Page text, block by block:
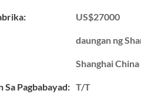
US$27000
daungan ng
Shanghai China
Sa Pagbabayad: T/T